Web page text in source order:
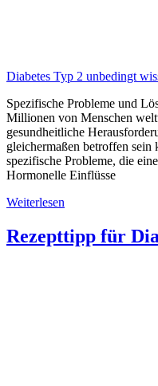
Diabetes Typ 2 unbedingt
Spezifische Probleme und
Millionen von Menschen
gesundheitliche
gleichermaßen betroffen sein
spezifische Probleme, die
Hormonelle Einflüsse
Weiterlesen
Rezepttipp für